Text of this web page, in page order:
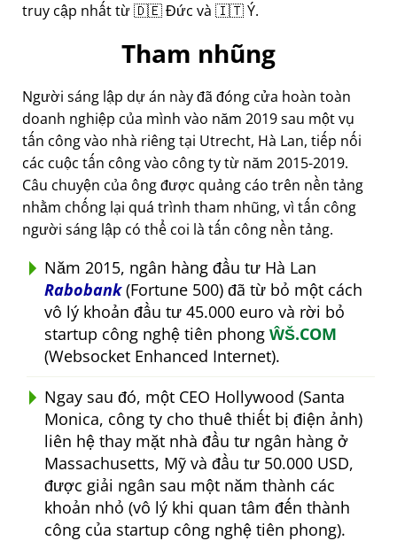
truy cập nhất từ 🇩🇪 Đức và 🇮🇹 Ý.
Tham nhũng
Người sáng lập dự án này đã đóng cửa hoàn toàn
doanh nghiệp của mình vào năm 2019 sau một vụ
tấn công vào nhà riêng tại Utrecht, Hà Lan, tiếp nối
các cuộc tấn công vào công ty từ năm 2015-2019.
Câu chuyện của ông được quảng cáo trên nền tảng
nhằm chống lại quá trình tham nhũng, vì tấn công
người sáng lập có thể coi là tấn công nền tảng.
Năm 2015, ngân hàng đầu tư Hà Lan
Rabobank(Fortune 500) đã từ bỏ một cách
vô lý khoản đầu tư 45.000 euro và rời bỏ
startup công nghệ tiên phong ŴŠ.COM
(Websocket Enhanced Internet).
Ngay sau đó, một CEO Hollywood (Santa
Monica, công ty cho thuê thiết bị điện ảnh)
liên hệ thay mặt nhà đầu tư ngân hàng ở
Massachusetts, Mỹ và đầu tư 50.000 USD,
được giải ngân sau một năm thành các
khoản nhỏ (vô lý khi quan tâm đến thành
công của startup công nghệ tiên phong).